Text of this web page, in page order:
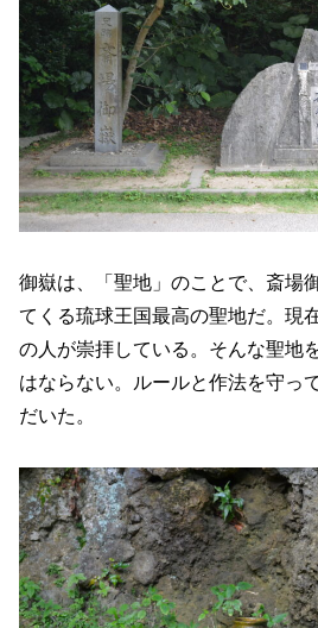
御嶽は、「聖地」のことで、斎場
てくる琉球王国最高の聖地だ。現
の人が崇拝している。そんな聖地
はならない。ルールと作法を守っ
だいた。